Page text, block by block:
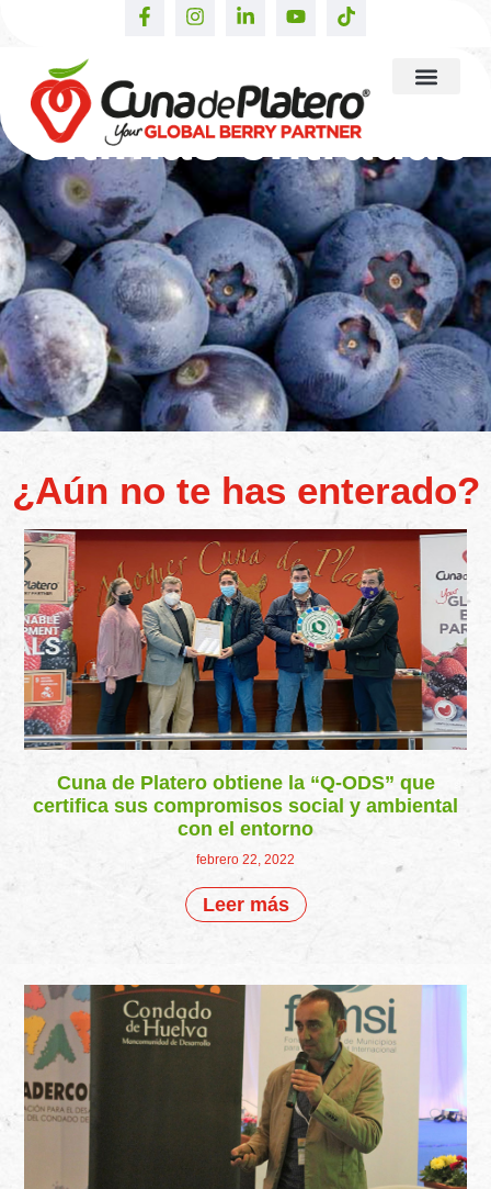
Últimas entradas
¿Aún no te has enterado?
Cuna de Platero obtiene la “Q-ODS” que
certifica sus compromisos social y ambiental
con el entorno
febrero 22, 2022
Leer más